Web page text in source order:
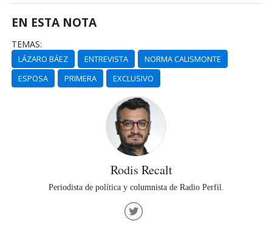
EN ESTA NOTA
TEMAS:
LÁZARO BÁEZ ENTREVISTA
NORMA CALISMONTE
ESPOSA
PRIMERA EXCLUSIVO
Rodis Recalt
Periodista de política y columnista de Radio Perfil.